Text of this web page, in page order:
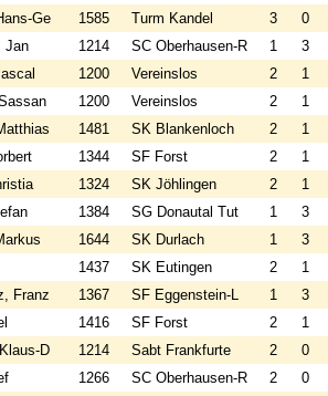
Ge 1585 Turm Kandel 3 0
Jan 1214 SC Oberhausen-R 1 3
1200 Vereinslos 2 1
1200 Vereinslos 2 1
1481 SK Blankenloch 2 1
1344 SF Forst 2 1
1324 SK Jöhlingen 2 1
1384 SG Donautal Tut 1 3
1644 SK Durlach 1 3
1437 SK Eutingen 2 1
Franz 1367 SF Eggenstein-L 1 3
1416 SF Forst 2 1
D 1214 Sabt Frankfurte 2 0
1266 SC Oberhausen-R 2 0